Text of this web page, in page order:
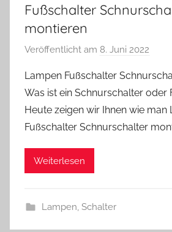
Fußschalter
montieren
Veröffentlicht am 8. Juni 2022
n
A
n
d
Lampen Fußschalter
Was ist ein Schnurschalter oder
Heute zeigen wir Ihnen wie man
Fußschalter Schnurschalter
Weiterlesen
Lampen, Schalter